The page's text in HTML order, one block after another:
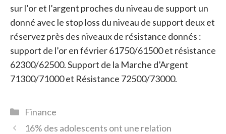
sur l’or et l’argent proches du niveau de support un
donné avec le stop loss du niveau de support deux et
réservez près des niveaux de résistance donnés :
support de l’or en février 61750/61500 et résistance
62300/62500. Support de la Marche d’Argent
71300/71000 et Résistance 72500/73000.
Catégories
Finance
16% des adolescents ont une relation